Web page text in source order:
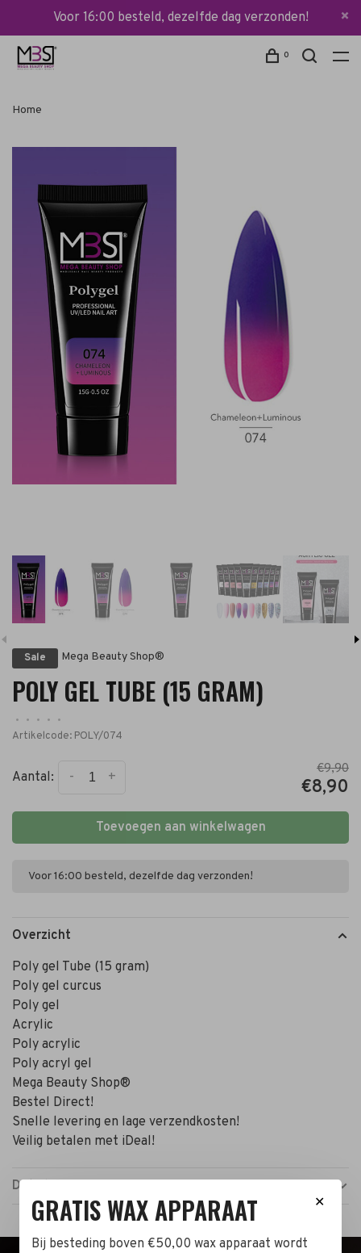
Voor 16:00 besteld, dezelfde dag verzonden!
0
Home
Sale Mega Beauty Shop®
POLY GEL TUBE (15 GRAM)
• • • •
•
Artikelcode: POLY/074
Aantal: +
-
€9,90
€8,90
Toevoegen aan winkelwagen
Voor 16:00 besteld, dezelfde dag verzonden!
Overzicht
Poly gel Tube (15 gram)
Poly gel curcus
Poly gel
Acrylic
Poly acrylic
Poly acryl gel
Mega Beauty Shop®
Bestel Direct!
Snelle levering en lage verzendkosten!
Veilig betalen met iDeal!
Details
✕
GRATIS WAX APPARAAT
Bij besteding boven €50,00 wax apparaat wordt